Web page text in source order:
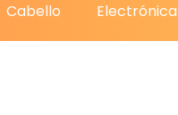
Cabello Electrónica